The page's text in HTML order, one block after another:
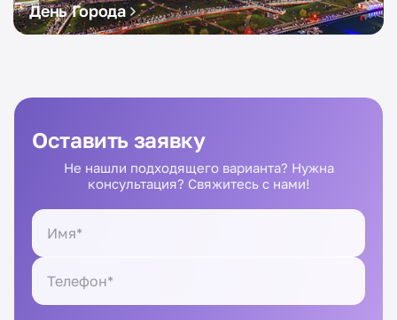
День Города
Оставить заявку
Не нашли подходящего варианта? Нужна
консультация? Свяжитесь с нами!